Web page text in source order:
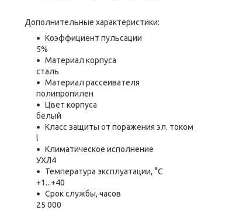
Дополнительные характеристики:
Коэффициент пульсации
5%
Материал корпуса
сталь
Материал рассеивателя
полипропилен
Цвет корпуса
белый
Класс защиты от поражения эл. током
l
Климатическое исполнение
УХЛ4
Температура эксплуатации, °С
+1...+40
Срок службы, часов
25 000